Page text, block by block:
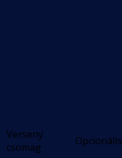
Verseny
csomag
Opcionális